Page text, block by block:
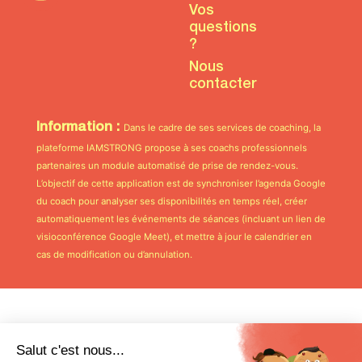
Vos
questions
?
Nous
contacter
Information : Dans le cadre de ses services de coaching, la
plateforme IAMSTRONG propose à ses coachs professionnels
partenaires un module automatisé de prise de rendez-vous.
L’objectif de cette application est de synchroniser l’agenda Google
du coach pour analyser ses disponibilités en temps réel, créer
automatiquement les événements de séances (incluant un lien de
visioconférence Google Meet), et mettre à jour le calendrier en
cas de modification ou d’annulation.